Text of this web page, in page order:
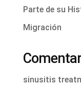
Parte de su
Migración
sinusitis